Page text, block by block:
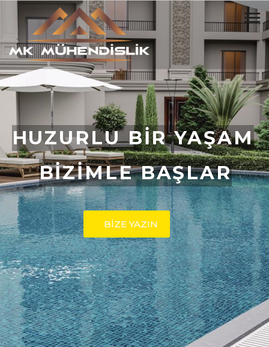
BİZİMLE BAŞLAR
BİZE YAZIN
HUZURLU BİR YAŞAM